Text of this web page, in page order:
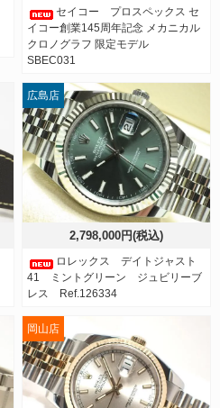
セイコー プロスペックス セ
イコー創業145周年記念 メカニカル
クロノグラフ 限定モデル
SBEC031
2,798,000円(税込)
ロレックス デイトジャスト
41 ミントグリーン ジュビリーブ
レス Ref.126334
広島店
岡山店